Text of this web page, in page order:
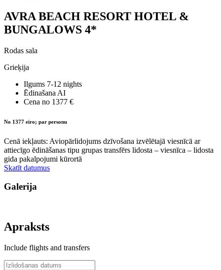
AVRA BEACH RESORT HOTEL &
BUNGALOWS 4*
Rodas sala
Grieķija
Ilgums 7-12 nights
Ēdinašana AI
Cena no 1377 €
No 1377 eiro; par personu
Cenā iekļauts: Aviopārlidojums dzīvošana izvēlētajā viesnīcā ar
attiecīgo ēdināšanas tipu grupas transfērs lidosta – viesnīca – lidosta
gida pakalpojumi kūrortā
Skatīt datumus
Galerija
Apraksts
Include flights and transfers